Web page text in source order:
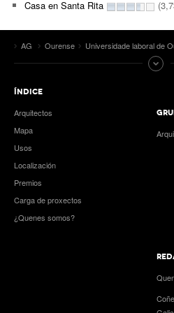
Casa en Santa Rita
AG Ourense Universidade laboral de
ÍNDICE
Arquitectos
Mapa
Usos
Localización
Premios
Carga de proxectos
¿Quenes somos?